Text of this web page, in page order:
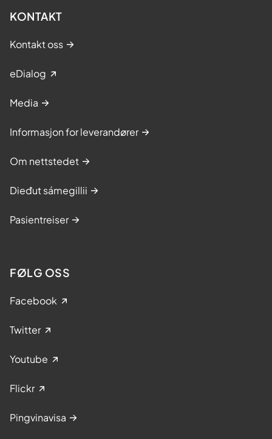
KONTAKT
Kontakt oss
eDialog
Media
Informasjon for leverandører
Om nettstedet
Dieđut sámegillii
Pasientreiser
FØLG OSS
Facebook
Twitter
Youtube
Flickr
Pingvinavisa